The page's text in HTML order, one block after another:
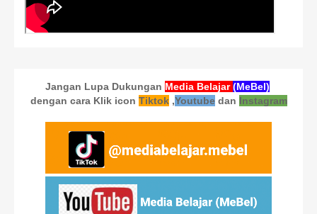
Jangan Lupa Dukungan Media Belajar(MeBel)
dengan cara Klik icon Tiktok,Youtubedan Instagram